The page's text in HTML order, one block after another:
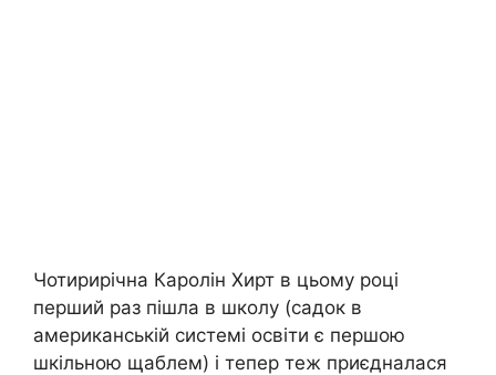
Чотирирічна Каролін Хирт в цьому році
перший раз пішла в школу (садок в
американській системі освіти є першою
шкільною щаблем) і тепер теж приєдналася